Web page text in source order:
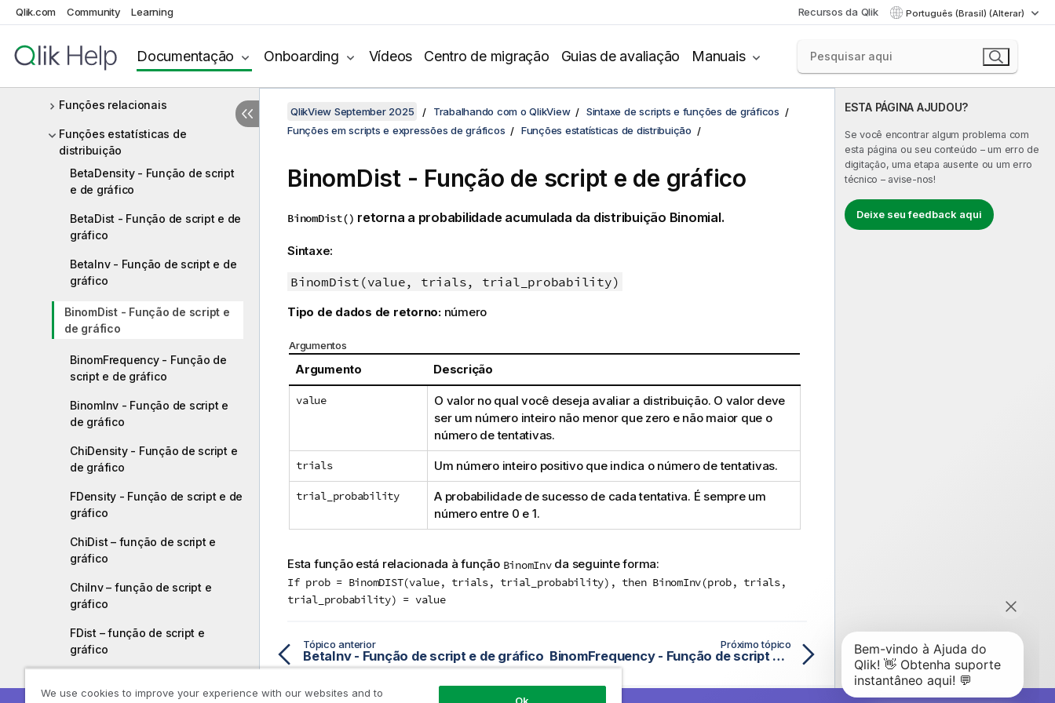
Qlik.com Community Learning Recursos da Qlik Português (Brasil) (Alterar)
Documentação Onboarding Vídeos Centro de migração Guias de avaliação Manuais
Funções matemáticas
Funções NULL
Funções de intervalo
Funções relacionais
Funções estatísticas de
distribuição
BetaDensity - Função de script
e de gráfico
BetaDist - Função de script e de
gráfico
BetaInv - Função de script e de
gráfico
BinomDist - Função de script e
de gráfico
BinomFrequency - Função de
script e de gráfico
BinomInv - Função de script e
de gráfico
ChiDensity - Função de script e
de gráfico
FDensity - Função de script e de
gráfico
ChiDist – função de script e
gráfico
ChiInv – função de script e
gráfico
FDist – função de script e
gráfico
ESTA PÁGINA AJUDOU?
Se você encontrar algum problema com
esta página ou seu conteúdo – um erro de
digitação, uma etapa ausente ou um erro
técnico – avise-nos!
Deixe seu feedback aqui
QlikView September 2025 Trabalhando com o QlikView
Sintaxe de scripts e funções de gráficos
Funções em scripts e expressões de gráficos
Funções estatísticas de distribuição
BinomDist - Função de script e de gráfico
BinomDist() retorna a probabilidade acumulada da distribuição Binomial.
Sintaxe:
BinomDist(value, trials, trial_probability)
Tipo de dados de retorno: número
Argumentos
Argumento Descrição
value
O valor no qual você deseja avaliar a distribuição. O valor deve
ser um número inteiro não menor que zero e não maior que o
número de tentativas.
trials Um número inteiro positivo que indica o número de tentativas.
trial_probability
A probabilidade de sucesso de cada tentativa. É sempre um
número entre 0 e 1.
Esta função está relacionada à função BinomInvda seguinte forma:
If prob = BinomDIST(value, trials, trial_probability), then BinomInv(prob, trials,
trial_probability) = value
Tópico anterior
BetaInv - Função de script e de gráfico
Próximo tópico
BinomFrequency - Função de script e de gráfico
We use cookies to improve your experience with our websites and to